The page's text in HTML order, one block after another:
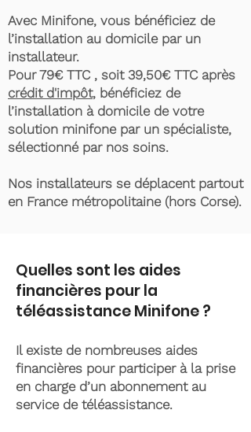
Avec Minifone, vous bénéficiez de
l’installation au domicile par un
installateur.
Pour 79€ TTC , soit 39,50€ TTC après
crédit d'impôt, bénéficiez de
l’installation à domicile de votre
solution minifone par un spécialiste,
sélectionné par nos soins.
Nos installateurs se déplacent partout
en France métropolitaine (hors Corse).
Quelles sont les aides
financières pour la
téléassistance Minifone ?
Il existe de nombreuses aides
financières pour participer à la prise
en charge d’un abonnement au
service de téléassistance.